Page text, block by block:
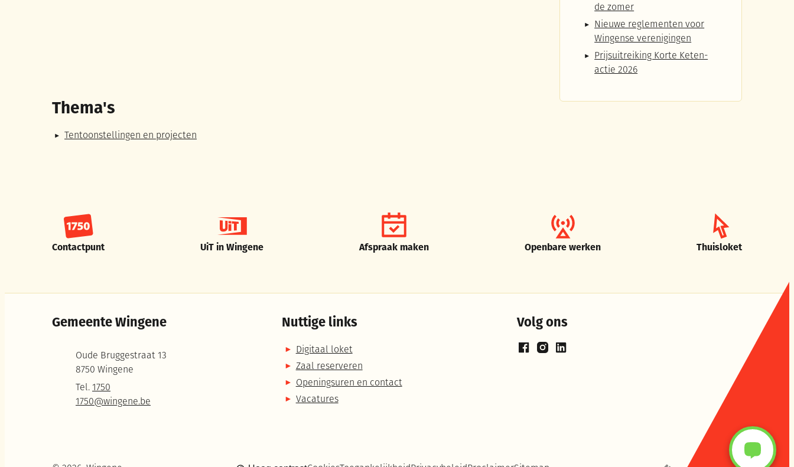
de zomer
Nieuwe reglementen voor
Wingense verenigingen
Prijsuitreiking Korte Keten-
actie 2026
Thema's
Tentoonstellingen en projecten
Contactpunt UiT in Wingene Afspraak maken Openbare werken Thuisloket
Gemeente Wingene
Oude Bruggestraat 13
,8750 Wingene
1750
E-mail1750@wingene.be
Nuttige links
Digitaal loket
Zaal reserveren
Openingsuren en contact
Vacatures
Volg ons
Facebook
Instagram
LinkedIn